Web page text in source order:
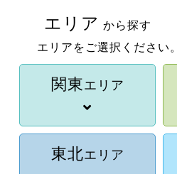
エリア から探す
エリアをご選択ください。
関東エリア
東北エリア